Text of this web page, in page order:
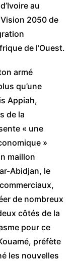
au
2050 de
de l’Ouest.
armé
qu’une
Appiah,
de la
« une
»
maillon
Abidjan, le
de nombreux
côtés de la
pour ce
préfète
les nouvelles